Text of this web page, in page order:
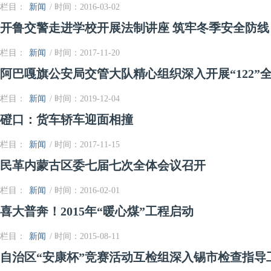
栏目： 新闻 / 时间：2016-03-02
开鲁交警走进学校开展法制讲座 筑牢冬季安全防线
栏目： 新闻 / 时间：2017-11-20
阿巴嘎旗公安局交管大队精心组织深入开展“122”
栏目： 新闻 / 时间：2019-12-04
磴口：货车轿车迎面相撞
栏目： 新闻 / 时间：2017-11-15
民革内蒙古区委七届七次全体会议召开
栏目： 新闻 / 时间：2016-02-01
喜大普奔！2015年“暖心煤”工程启动
栏目： 新闻 / 时间：2015-08-11
自治区“安康杯”竞赛活动互检组深入锡市检查指导